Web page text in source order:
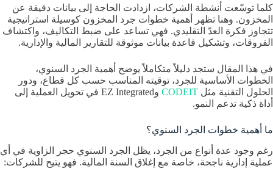
كلما توسّعت أنشطة الشركات، ازدادت الحاجة إلى بيانات دقيقة عن
المخزون. وهنا تظهر أهمية خطوات جرد المخزون كوسيلة استراتيجية
تتجاوز فكرة العدّ التقليدي. فهي تساعد على ضبط التكاليف، واكتشاف
الفروقات، وتشكيل قاعدة بيانات موثوقة للتقارير المالية والإدارية.
في هذا المقال ستجد دليلاً متكاملاً يوضح أهمية الجرد السنوي،
الخطوات الأساسية للجرد، توقيته المناسب حسب كل قطاع، ودور
الحلول التقنية مثل CODEIT
وEZ Integrated في تحويل العملية إلى
أداة ذكية تدعم النمو.
ما أهمية خطوات الجرد السنوي؟
رغم وجود عدة أنواع من الجرد، يظل الجرد السنوي حجر الزاوية في أي
عملية إدارية ناجحة، خاصة مع إغلاق السنة المالية. فهو يتيح للشركات: